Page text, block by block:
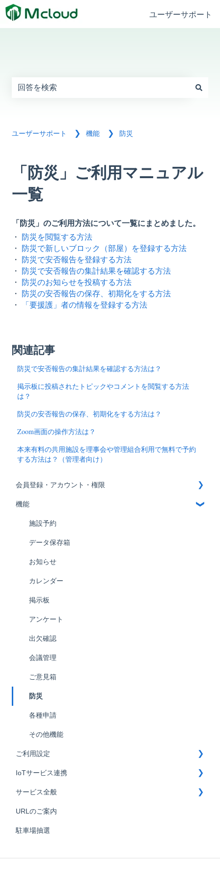
ユーザーサポート
これは、自動候補機能付きの検索フィ
ユーザーサポート 機能 防災
「防災」ご利用マニュアル
一覧
「防災」のご利用方法について一覧にまとめました。
・ 防災を閲覧する方法
・ 防災で新しいブロック（部屋）を登録する方法
・ 防災で安否報告を登録する方法
・ 防災で安否報告の集計結果を確認する方法
・ 防災のお知らせを投稿する方法
・ 防災の安否報告の保存、初期化をする方法
・ 「要援護」者の情報を登録する方法
関連記事
防災で安否報告の集計結果を確認する方法は？
掲示板に投稿されたトピックやコメントを閲覧する方法
は？
防災の安否報告の保存、初期化をする方法は？
Zoom画面の操作方法は？
本来有料の共用施設を理事会や管理組合利用で無料で予約
する方法は？（管理者向け）
会員登録・アカウント・権限
会員登録
アカウント
権限
機能
施設予約
データ保存箱
お知らせ
カレンダー
掲示板
アンケート
出欠確認
会議管理
ご意見箱
防災
各種申請
その他機能
ご利用設定
メンバーの設定
施設の新規追加・設定変更
コンテンツの設定
マンションの設定
IoTサービス連携
鍵連携
部屋づけ君連携
インターホン連携
サービス全般
Mcloud導入
プレミアムプラン
URLのご案内
駐車場抽選